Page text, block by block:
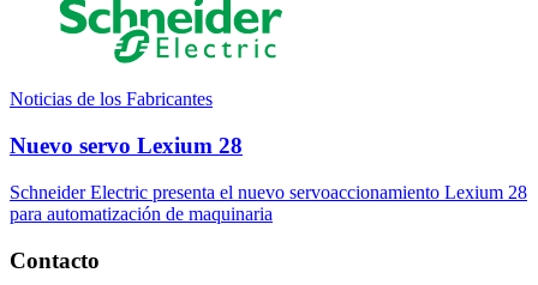
Noticias de los Fabricantes
Nuevo servo Lexium 28
Schneider Electric presenta el nuevo servoaccionamiento Lexium 28
para automatización de maquinaria
Contacto